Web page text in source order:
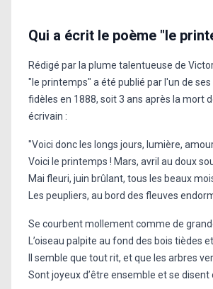
Qui a écrit le poème "le
Rédigé par la plume talentueuse de
"le printemps" a été publié par l'un de ses
fidèles en 1888, soit 3 ans après la mort
écrivain :
"Voici donc les longs jours, lumière,
Voici le printemps ! Mars, avril au doux
Mai fleuri, juin brûlant, tous les beaux
Les peupliers, au bord des fleuves
Se courbent mollement comme de
L’oiseau palpite au fond des bois tièdes
Il semble que tout rit, et que les arbres
Sont joyeux d’être ensemble et se disent